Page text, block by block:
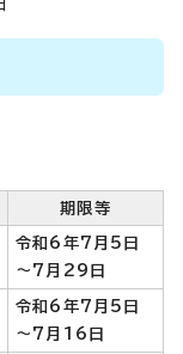
期限等
令和6年7月5日
～7月29日
令和6年7月5日
～7月16日